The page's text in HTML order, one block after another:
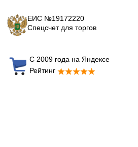
ЕИС №19172220
Спецсчет для торгов
С 2009 года на Яндексе
Рейтинг